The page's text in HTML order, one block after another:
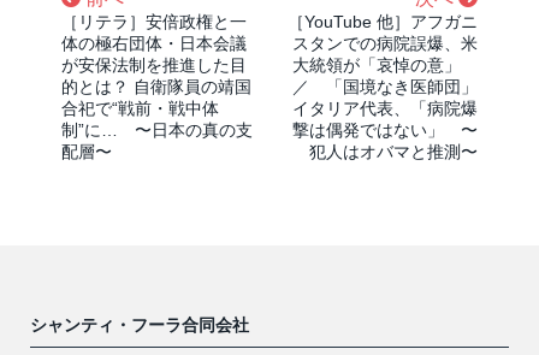
［リテラ］安倍政権と一
体の極右団体・日本会議
が安保法制を推進した目
的とは？ 自衛隊員の靖国
合祀で“戦前・戦中体
制”に… 〜日本の真の支
配層〜
［YouTube 他］アフガニ
スタンでの病院誤爆、米
大統領が「哀悼の意」
／ 「国境なき医師団」
イタリア代表、「病院爆
撃は偶発ではない」 〜
犯人はオバマと推測〜
シャンティ・フーラ合同会社